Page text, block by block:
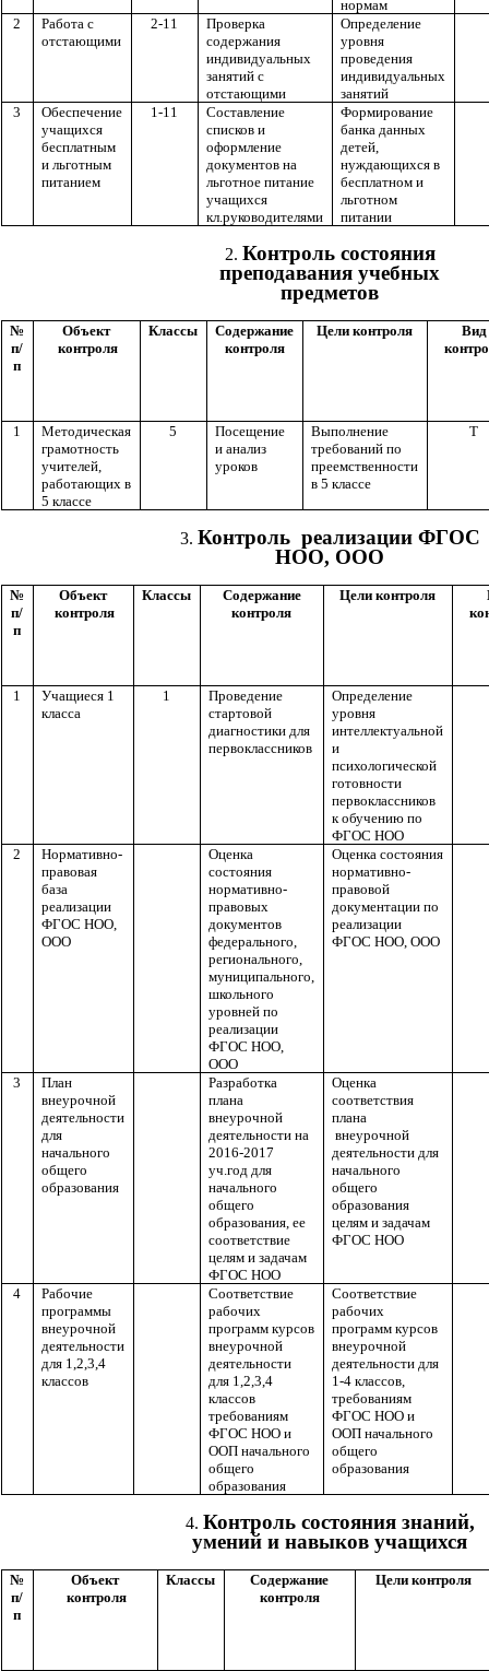
нормам
2
Работа с
отстающими
2-11
Проверка
содержания
индивидуальных
занятий с
отстающими
Определение
уровня
проведения
индивидуальных
занятий
3
Обеспечение
учащихся
бесплатным
и льготным
питанием
1-11
Составление
списков и
оформление
документов на
льготное питание
учащихся
кл.руководителями
Формирование
банка данных
детей,
нуждающихся в
бесплатном и
льготном
питании
Контроль состояния
преподавания учебных
предметов
№
п/
п
Объект
контроля
Классы
Содержание
контроля
Цели контроля
Вид
1
Методическая
грамотность
учителей,
работающих в
5 классе
5
Посещение
и анализ
уроков
Выполнение
требований по
преемственности
в 5 классе
Т
Контроль реализации ФГОС
НОО, ООО
№
п/
п
Объект
контроля
Классы
Содержание
контроля
Цели контроля
1
Учащиеся 1
класса
1
Проведение
стартовой
диагностики для
первоклассников
Определение
уровня
интеллектуальной
и
психологической
готовности
первоклассников
к обучению по
ФГОС НОО
2
Нормативно-
правовая
база
реализации
ФГОС НОО,
ООО
Оценка
состояния
нормативно-
правовых
документов
федерального,
регионального,
муниципального,
школьного
уровней по
реализации
ФГОС НОО,
ООО
Оценка состояния
нормативно-
правовой
документации по
реализации
ФГОС НОО, ООО
3
План
внеурочной
деятельности
для
начального
общего
образования
Разработка
плана
внеурочной
деятельности на
2016-2017
уч.год для
начального
общего
образования, ее
соответствие
целям и задачам
ФГОС НОО
Оценка
соответствия
плана
внеурочной
деятельности для
начального
общего
образования
целям и задачам
ФГОС НОО
4
Рабочие
программы
внеурочной
деятельности
для 1,2,3,4
классов
Соответствие
рабочих
программ курсов
внеурочной
деятельности
для 1,2,3,4
классов
требованиям
ФГОС НОО и
ООП начального
общего
образования
Соответствие
рабочих
программ курсов
внеурочной
деятельности для
1-4 классов,
требованиям
ФГОС НОО и
ООП начального
общего
образования
Контроль состояния знаний,
умений и навыков учащихся
№
п/
п
Объект
контроля
Классы
Содержание
контроля
Цели контроля